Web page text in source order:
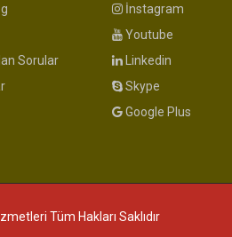
Sorular
İnstagram
Youtube
Linkedin
Skype
Google Plus
Tüm Hakları Saklıdır